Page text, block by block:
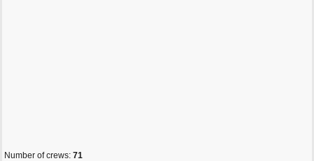
Number of crews: 71